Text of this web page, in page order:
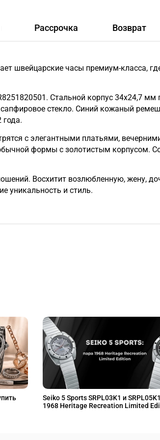
Рассрочка Возврат
швейцарские часы премиум-класса,
Стальной корпус 34x24,7
стекло. Синий кожаный
с элегантными платьями,
формы с золотистым корпусом.
Восхитит возлюбленную, жену,
уникальность и стиль.
Seiko 5 Sports SRPL03K1 и
1968 Heritage Recreation Limited